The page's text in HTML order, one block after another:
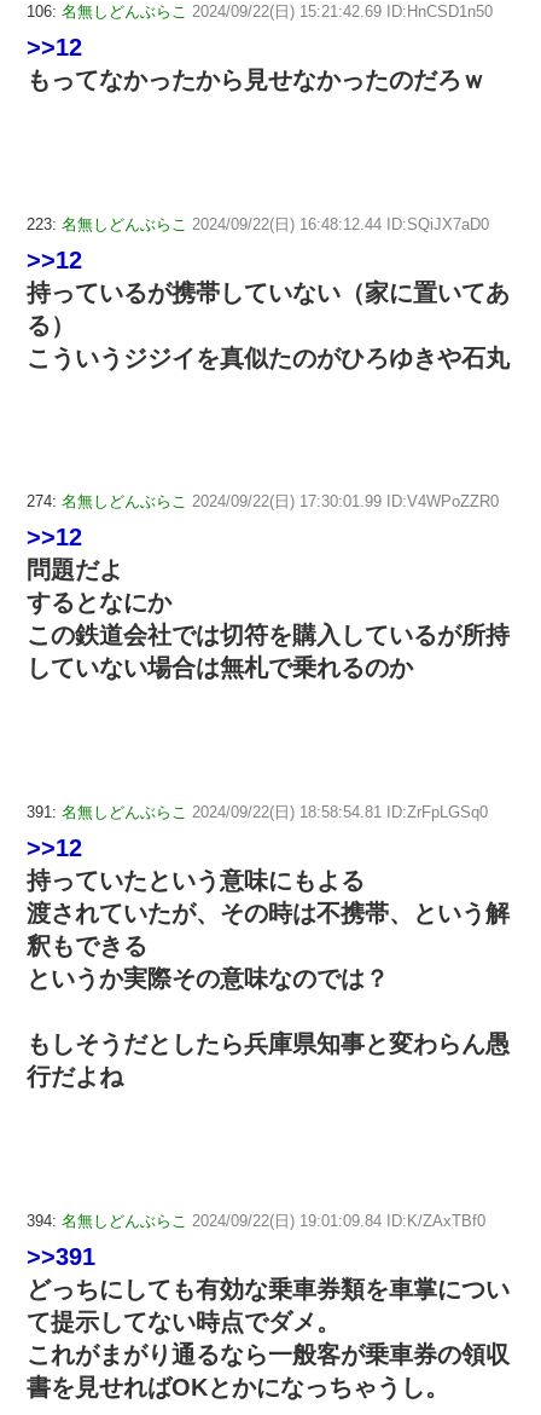
106: 名無しどんぶらこ 2024/09/22(日) 15:21:42.69 ID:HnCSD1n50
>>12
もってなかったから見せなかったのだろｗ
223: 名無しどんぶらこ 2024/09/22(日) 16:48:12.44 ID:SQiJX7aD0
>>12
持っているが携帯していない（家に置いてあ
る）
こういうジジイを真似たのがひろゆきや石丸
274: 名無しどんぶらこ 2024/09/22(日) 17:30:01.99 ID:V4WPoZZR0
>>12
問題だよ
するとなにか
この鉄道会社では切符を購入しているが所持
していない場合は無札で乗れるのか
391: 名無しどんぶらこ 2024/09/22(日) 18:58:54.81 ID:ZrFpLGSq0
>>12
持っていたという意味にもよる
渡されていたが、その時は不携帯、という解
釈もできる
というか実際その意味なのでは？
もしそうだとしたら兵庫県知事と変わらん愚
行だよね
394: 名無しどんぶらこ 2024/09/22(日) 19:01:09.84 ID:K/ZAxTBf0
>>391
どっちにしても有効な乗車券類を車掌につい
て提示してない時点でダメ。
これがまがり通るなら一般客が乗車券の領収
書を見せればOKとかになっちゃうし。